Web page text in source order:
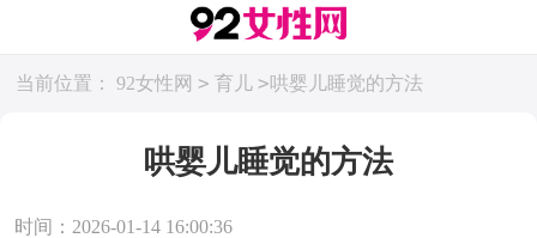
当前位置： 92女性网 > 育儿 >哄婴儿睡觉的方法
哄婴儿睡觉的方法
时间：2026-01-14 16:00:36